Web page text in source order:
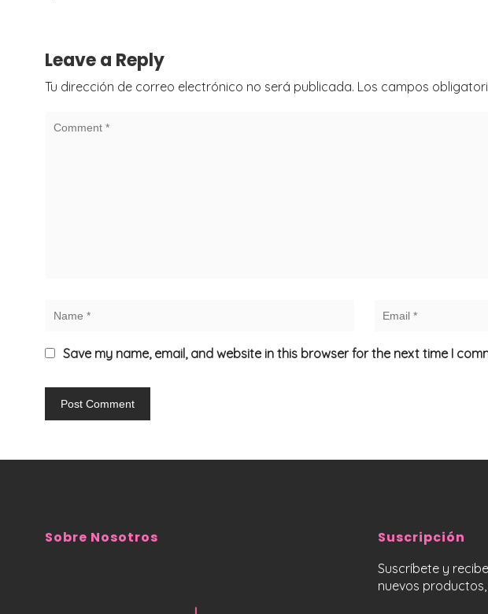
Leave a Reply
Tu dirección de correo electrónico no será publicada. Los campos
Save my name, email, and website in this browser for the next time I
Sobre Nosotros Suscripción
Suscríbete y
nuevos